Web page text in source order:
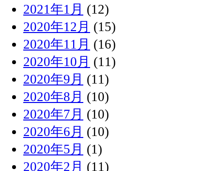
2021年1月 (12)
2020年12月 (15)
2020年11月 (16)
2020年10月 (11)
2020年9月 (11)
2020年8月 (10)
2020年7月 (10)
2020年6月 (10)
2020年5月 (1)
2020年2月 (11)